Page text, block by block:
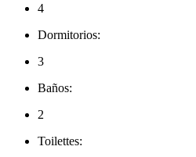
4
Dormitorios:
3
Baños:
2
Toilettes: